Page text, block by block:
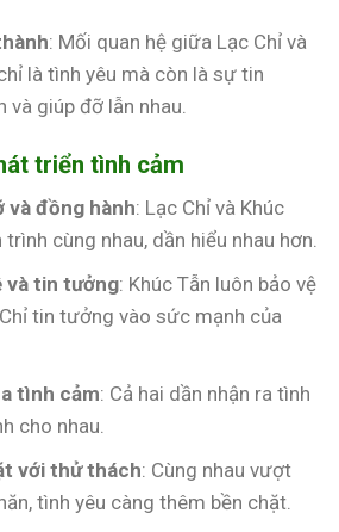
: Mối quan hệ giữa Lạc Chỉ và
là tình yêu mà còn là sự tin
giúp đỡ lẫn nhau.
triển tình cảm
và đồng hành: Lạc Chỉ và Khúc
cùng nhau, dần hiểu nhau hơn.
và tin tưởng: Khúc Tẫn luôn bảo vệ
tin tưởng vào sức mạnh của
tình cảm: Cả hai dần nhận ra tình
cho nhau.
với thử thách: Cùng nhau vượt
tình yêu càng thêm bền chặt.